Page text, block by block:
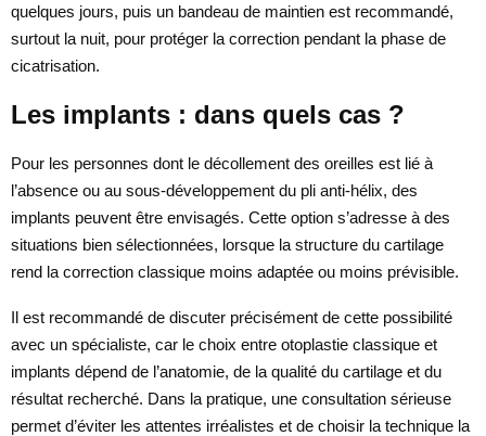
quelques jours, puis un bandeau de maintien est recommandé,
surtout la nuit, pour protéger la correction pendant la phase de
cicatrisation.
Les implants : dans quels cas ?
Pour les personnes dont le décollement des oreilles est lié à
l’absence ou au sous-développement du pli anti-hélix, des
implants peuvent être envisagés. Cette option s’adresse à des
situations bien sélectionnées, lorsque la structure du cartilage
rend la correction classique moins adaptée ou moins prévisible.
Il est recommandé de discuter précisément de cette possibilité
avec un spécialiste, car le choix entre otoplastie classique et
implants dépend de l’anatomie, de la qualité du cartilage et du
résultat recherché. Dans la pratique, une consultation sérieuse
permet d’éviter les attentes irréalistes et de choisir la technique la